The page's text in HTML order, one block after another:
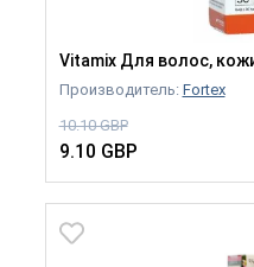
Vitamix Для волос,
Производитель: Fortex
10.10 GBP
9.10 GBP